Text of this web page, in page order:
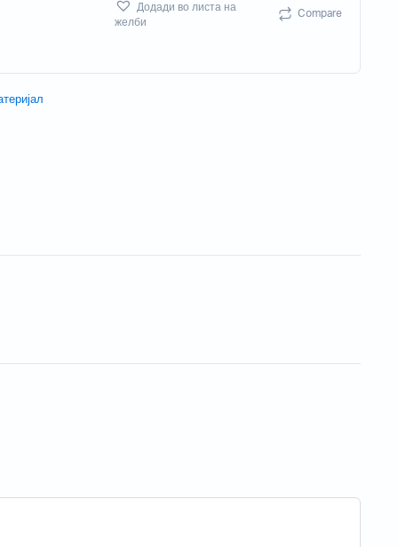
Потрошен материјал
Додади во листа на
желби
Compare